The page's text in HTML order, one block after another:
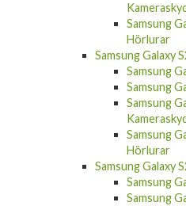
Samsung
Hörlurar
Samsung Galaxy
Samsung
Samsung
Samsung
Samsung
Hörlurar
Samsung Galaxy
Samsung
Samsung
Samsung